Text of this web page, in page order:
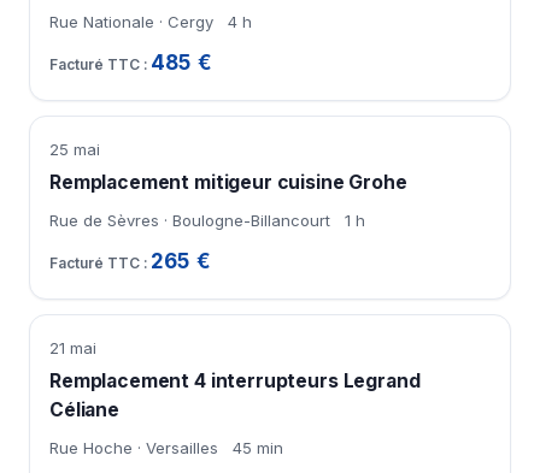
Rue Nationale · Cergy 4 h
485 €
25 mai
Remplacement mitigeur cuisine Grohe
Rue de Sèvres · Boulogne-Billancourt 1 h
265 €
21 mai
Remplacement 4 interrupteurs Legrand
Céliane
Rue Hoche · Versailles 45 min